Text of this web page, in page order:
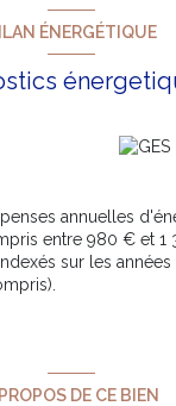
ÉNERGÉTIQUE
annuelles
entre 980 € et 1
sur les années
DE CE BIEN